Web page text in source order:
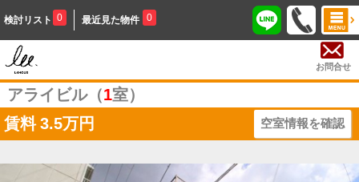
検討リスト 0 最近見た物件 0
お問合せ
アライビル（1室）
賃料 3.5万円 空室情報を確認